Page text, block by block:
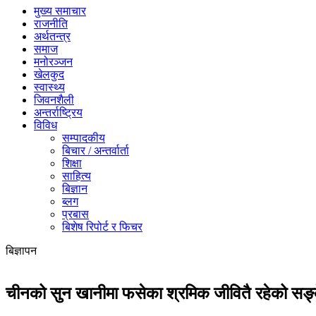
मुख्य समाचार
राजनीति
अर्थतन्त्र
समाज
मनोरञ्जन
खेलकुद
स्वास्थ्य
जिवनशैली
अन्तर्राष्ट्रिय
विविध
सम्पादकीय
बिचार / अन्तर्वार्ता
शिक्षा
साहित्य
बिज्ञान
ब्लग
प्रबास
बिशेष रिपोर्ट र फिचर
बिज्ञापन
चीनको सुन खानीमा फसेका श्रमिक जीवितै रहेको